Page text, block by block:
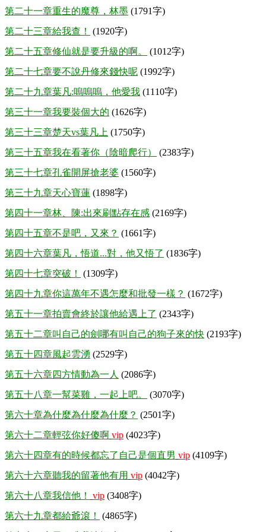
第二十一章重生的魔尊，林墨 (1791字)
第二十三章給我查！
(1920字)
第二十五章修仙就是要升級的啊。
(1012字)
第二十七章要不說丹修來錢快呢 (1992字)
第二十九章葉凡:嗚嗚嗚，他愛我 (1110字)
第三十一章我要裝個大的 (1626字)
第三十三章楚天vs葉凡上 (1750字)
第三十五章我在看著你（陰暗爬行）
(2383字)
第三十七章孔雀開屏搶老婆 (1560字)
第三十九章天心寶蓮 (1898字)
第四十一章林、陳:出來刷點存在感 (2169字)
第四十五章不是吧，又來？ (1661字)
第四十六章葉凡，悟道...對，他又悟了 (1836字)
第四十七章突破！
(1309字)
第四十九章你這萬年不遇怎麼和批發一樣？ (1672字)
第五十一章拍賣會終於讓他給遇上了 (2343字)
第五十二章叫自己的劍哪有叫自己的狗子來的快 (2193字)
第五十四章風起雲湧 (2529字)
第五十六章四方情動為一人 (2086字)
第五十八章一幫菜雞，一起上吧。
(3070字)
第六十章為什麼為什麼為什麼？ (2501字)
第六十二章輕弦你好傻啊 vip (4023字)
第六十四章有的時候都忘了自己是個直男 vip (4109字)
第六十六章聽我的留著他有用 vip (4042字)
第六十八章我信他！
vip (3408字)
第六十九章都給爺滾！
(4865字)